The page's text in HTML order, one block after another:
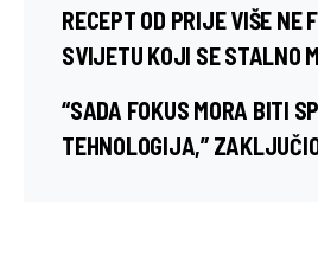
RECEPT OD PRIJE VIŠE NE
SVIJETU KOJI SE STALNO
“SADA FOKUS MORA BITI
TEHNOLOGIJA,”